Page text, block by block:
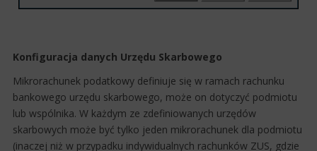
Konfiguracja danych Urzędu Skarbowego
Mikrorachunek podatkowy definiuje się w ramach rachunku
bankowego urzędu skarbowego, może on dotyczyć podmiotu
lub wspólnika. W każdym ze zdefiniowanych urzędów
skarbowych może być tylko jeden mikrorachunek dla podmiotu
(inaczej niż w przypadku indywidualnych rachunków ZUS, gdzie